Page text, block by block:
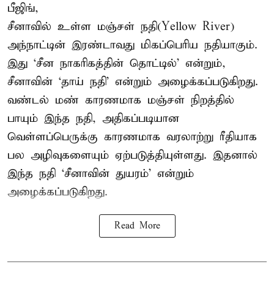
பீஜிங்,
சீனாவில் உள்ள மஞ்சள் நதி(Yellow River)
அந்நாட்டின் இரண்டாவது மிகப்பெரிய நதியாகும்.
இது ‘சீன நாகரிகத்தின் தொட்டில்’ என்றும்,
சீனாவின் ‘தாய் நதி’ என்றும் அழைக்கப்படுகிறது.
வண்டல் மண் காரணமாக மஞ்சள் நிறத்தில்
பாயும் இந்த நதி, அதிகப்படியான
வெள்ளப்பெருக்கு காரணமாக வரலாற்று ரீதியாக
பல அழிவுகளையும் ஏற்படுத்தியுள்ளது. இதனால்
இந்த நதி ‘சீனாவின் துயரம்’ என்றும்
அழைக்கப்படுகிறது.
Read More